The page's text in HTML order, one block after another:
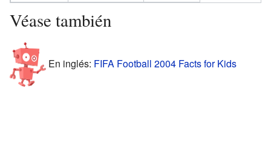
Véase también
En inglés: FIFA Football 2004 Facts for Kids